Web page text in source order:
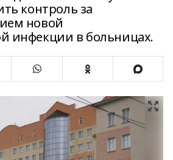
контроль за
новой
инфекции в больницах.